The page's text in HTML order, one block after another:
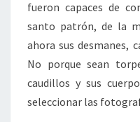
fueron capaces de
santo patrón, de la
ahora sus desmanes,
No porque sean
caudillos y sus
seleccionar las